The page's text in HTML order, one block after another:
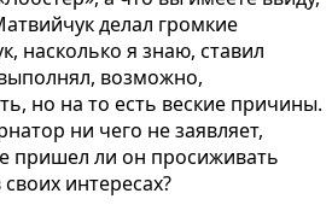
делал громкие
насколько я знаю, ставил
возможно,
но на то есть веские причины.
ни чего не заявляет,
пришел ли он просиживать
интересах?